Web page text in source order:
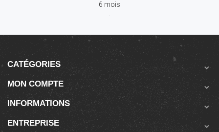
6 mois
CATÉGORIES 
MON COMPTE 
INFORMATIONS 
ENTREPRISE 